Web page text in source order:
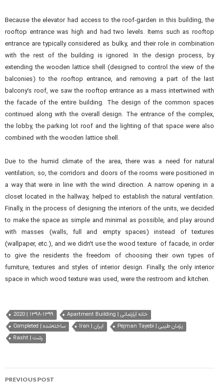
Because the elevator had access to the roof-garden in this building, the
rooftop entrance was high and had two levels. Items such as rooftop
entrance are typically considered as bulky, and their role in combination
with the rest of the building is ignored. In the design process, by
extending the wooden lattice shell (designed to control the view of the
balconies) to the rooftop entrance, and removing a part of the last
balcony’s roof, we saw the rooftop entrance as a mass intertwined with
the facade of the entire building. The design of the common spaces
continued along with the overall design. The entrance of the complex,
the lobby, the parking lot roof and the lighting of that space were also
combined with the wooden lattice shell.
Due to the humid climate of the area, there was a need for natural
ventilation; so, the corridors and doors of the rooms were positioned in
a way that were in line with the wind direction. A narrow opening in a
closet located in the hallway, helped to establish the natural ventilation.
Finally, in the process of designing the interiors of the units, we decided
to make the space as simple and minimal as possible, and play around
with masses (walls, full and empty spaces) instead of textures
(wallpaper, etc.), and we didn’t use the wood texture of facade, in order
to give the residents the freedom of choosing their own types of
furniture, textures and styles of interior design. Finally, the only interior
space in which wood texture was used, were the restroom and kitchen.
2020 | ۱۳۹۸-۱۳۹۹
Apartment Building | خانه آپارتمانی
Completed | ساخته‌شده
Iran | ایران
Pejman Tayebi | پژمان طیبی
Rasht | رشت
Post
PREVIOUS POST